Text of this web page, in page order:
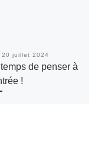
20 juillet 2024
temps de penser à
!